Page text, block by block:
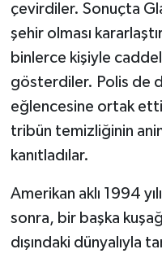
çevirdiler. Sonuçta
şehir olması
binlerce kişiyle
gösterdiler. Polis de
eğlencesine ortak
tribün temizliğinin
kanıtladılar.
Amerikan aklı 1994
sonra, bir başka
dışındaki dünyalıyla